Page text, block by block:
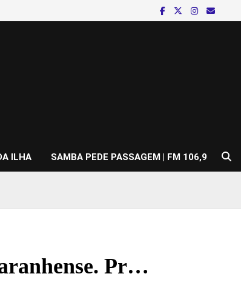
ILHA SAMBA PEDE PASSAGEM | FM 106,9
Pr…